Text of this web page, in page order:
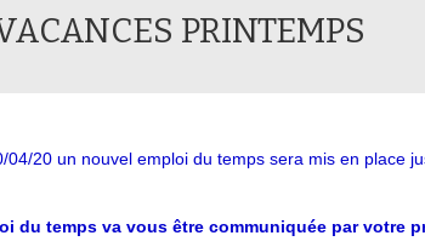
PRINTEMPS
04/20 un nouvel emploi du temps sera mis en place
du temps va vous être communiquée par votre